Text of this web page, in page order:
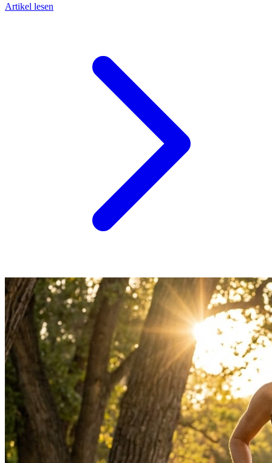
Artikel lesen